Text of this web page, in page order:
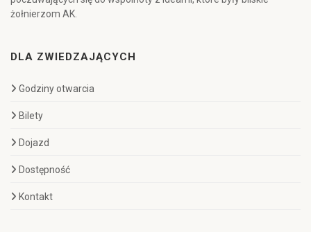
żołnierzom AK.
DLA ZWIEDZAJĄCYCH
Godziny otwarcia
Bilety
Dojazd
Dostępność
Kontakt